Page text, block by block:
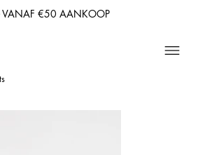
VANAF €50 AANKOOP